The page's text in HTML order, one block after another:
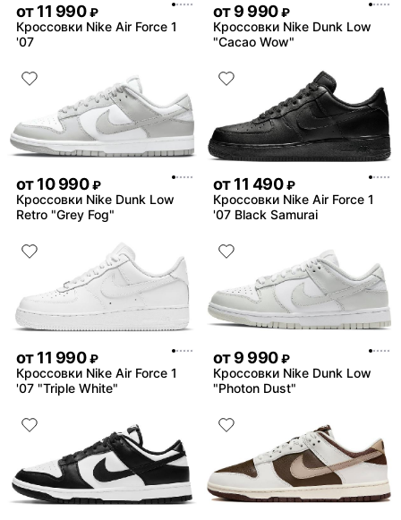
от11 990 ₽
Кроссовки Nike Air Force 1
'07
от9 990 ₽
Кроссовки Nike Dunk Low
"Cacao Wow"
от10 990 ₽
Кроссовки Nike Dunk Low
Retro "Grey Fog"
от11 490 ₽
Кроссовки Nike Air Force 1
'07 Black Samurai
от11 990 ₽
Кроссовки Nike Air Force 1
'07 "Triple White"
от9 990 ₽
Кроссовки Nike Dunk Low
"Photon Dust"